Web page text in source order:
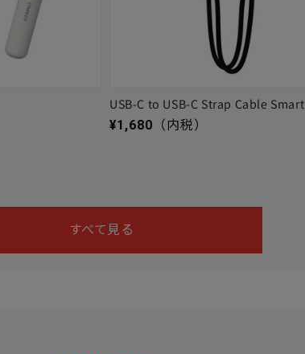
USB-C to USB-C Strap Cable Smart
通常価格
¥1,680 （内税）
すべて見る